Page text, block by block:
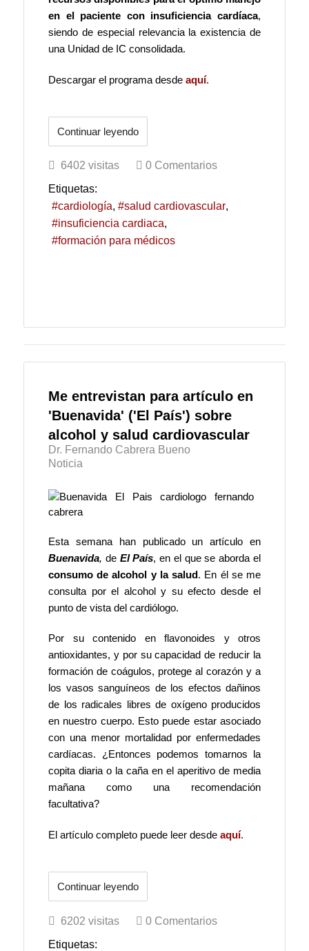
en el paciente con insuficiencia cardíaca,
siendo de especial relevancia la existencia de
una Unidad de IC consolidada.
Descargar el programa desde aquí.
Continuar leyendo
6402 visitas
0 Comentarios
Etiquetas:
cardiología
salud cardiovascular
insuficiencia cardiaca
formación para médicos
Me entrevistan para artículo en
'Buenavida' ('El País') sobre
alcohol y salud cardiovascular
Dr. Fernando Cabrera Bueno
Noticia
Esta semana han publicado un artículo en
Buenavida, de El País, en el que se aborda el
consumo de alcohol y la salud . En él se me
consulta por el alcohol y su efecto desde el
punto de vista del cardiólogo.
Por su contenido en flavonoides y otros
antioxidantes, y por su capacidad de reducir la
formación de coágulos, protege al corazón y a
los vasos sanguíneos de los efectos dañinos
de los radicales libres de oxígeno producidos
en nuestro cuerpo. Esto puede estar asociado
con una menor mortalidad por enfermedades
cardíacas. ¿Entonces podemos tomarnos la
copita diaria o la caña en el aperitivo de media
mañana como una recomendación
facultativa?
El artículo completo puede leer desde aquí.
Continuar leyendo
6202 visitas
0 Comentarios
Etiquetas: